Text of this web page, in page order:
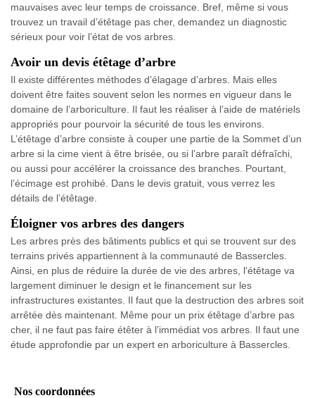
mauvaises avec leur temps de croissance. Bref, même si vous
trouvez un travail d’étêtage pas cher, demandez un diagnostic
sérieux pour voir l’état de vos arbres.
Avoir un devis étêtage d’arbre
Il existe différentes méthodes d’élagage d’arbres. Mais elles
doivent être faites souvent selon les normes en vigueur dans le
domaine de l’arboriculture. Il faut les réaliser à l’aide de matériels
appropriés pour pourvoir la sécurité de tous les environs.
L’étêtage d’arbre consiste à couper une partie de la Sommet d’un
arbre si la cime vient à être brisée, ou si l’arbre paraît défraîchi,
ou aussi pour accélérer la croissance des branches. Pourtant,
l’écimage est prohibé. Dans le devis gratuit, vous verrez les
détails de l’étêtage.
Éloigner vos arbres des dangers
Les arbres près des bâtiments publics et qui se trouvent sur des
terrains privés appartiennent à la communauté de Bassercles.
Ainsi, en plus de réduire la durée de vie des arbres, l'étêtage va
largement diminuer le design et le financement sur les
infrastructures existantes. Il faut que la destruction des arbres soit
arrêtée dès maintenant. Même pour un prix étêtage d’arbre pas
cher, il ne faut pas faire étêter à l’immédiat vos arbres. Il faut une
étude approfondie par un expert en arboriculture à Bassercles.
Nos coordonnées